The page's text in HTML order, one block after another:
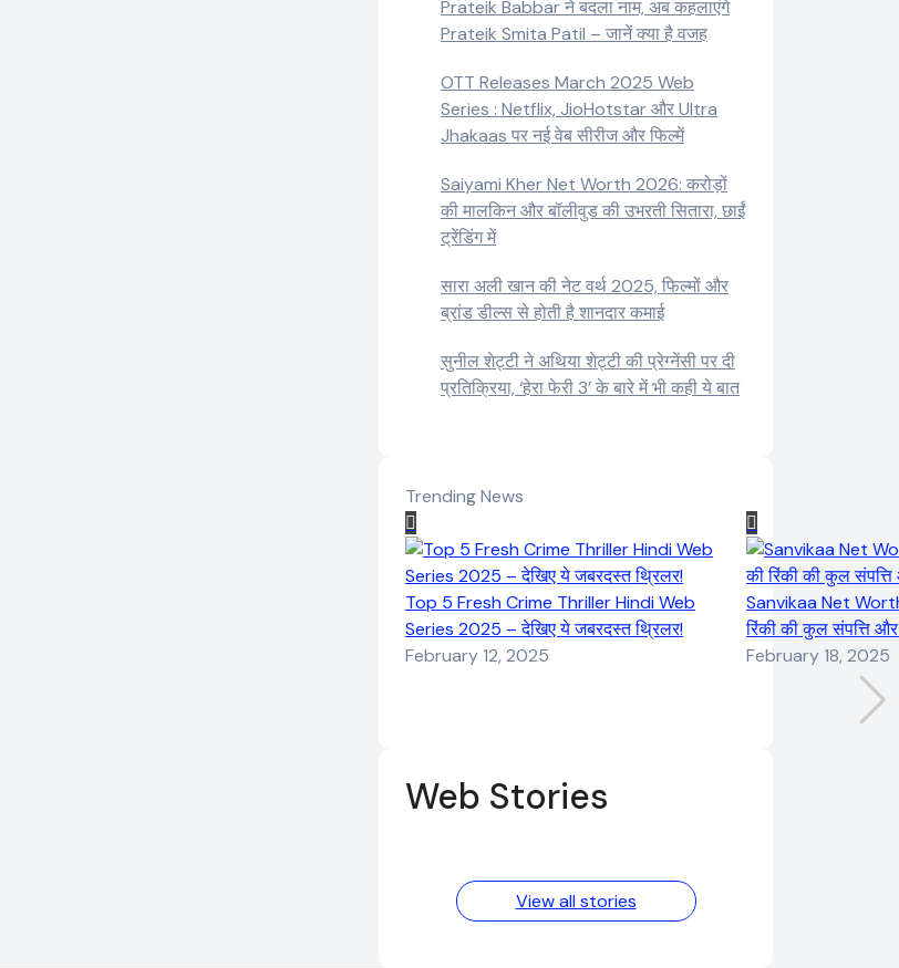
Prateik Babbar ने बदला नाम, अब कहलाएंगे
Prateik Smita Patil – जानें क्या है वजह
OTT Releases March 2025 Web
Series : Netflix, JioHotstar और Ultra
Jhakaas पर नई वेब सीरीज और फिल्में
Saiyami Kher Net Worth 2026: करोड़ों
की मालकिन और बॉलीवुड की उभरती सितारा, छाईं
ट्रेंडिंग में
सारा अली खान की नेट वर्थ 2025, फिल्मों और
ब्रांड डील्स से होती है शानदार कमाई
सुनील शेट्टी ने अथिया शेट्टी की प्रेग्नेंसी पर दी
प्रतिक्रिया, ‘हेरा फेरी 3’ के बारे में भी कही ये बात
Trending News
Top 5 Fresh Crime Thriller Hindi Web
Series 2025 – देखिए ये जबरदस्त थ्रिलर!
February 12, 2025
Sanvikaa Net Worth
रिंकी की कुल संपत्ति
February 18, 2025
Web Stories
Elvish Yadav:
Pooja Hegde
वर्थ 2025 तक!
View all stories